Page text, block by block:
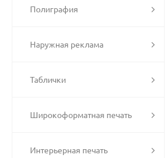
Полиграфия
Наружная реклама
Таблички
Широкоформатная печать
Интерьерная печать